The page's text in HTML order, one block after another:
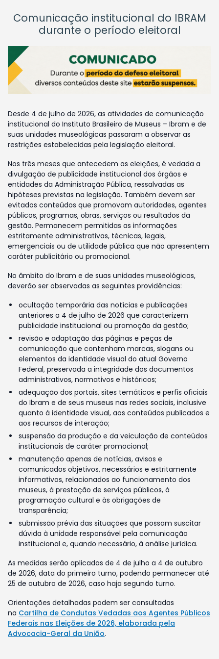
Comunicação institucional do IBRAM
durante o período eleitoral
Desde 4 de julho de 2026, as atividades de comunicação
institucional do Instituto Brasileiro de Museus – Ibram e de
suas unidades museológicas passaram a observar as
restrições estabelecidas pela legislação eleitoral.
Nos três meses que antecedem as eleições, é vedada a
divulgação de publicidade institucional dos órgãos e
entidades da Administração Pública, ressalvadas as
hipóteses previstas na legislação. Também devem ser
evitados conteúdos que promovam autoridades, agentes
públicos, programas, obras, serviços ou resultados da
gestão. Permanecem permitidas as informações
estritamente administrativas, técnicas, legais,
emergenciais ou de utilidade pública que não apresentem
caráter publicitário ou promocional.
No âmbito do Ibram e de suas unidades museológicas,
deverão ser observadas as seguintes providências:
ocultação temporária das notícias e publicações
anteriores a 4 de julho de 2026 que caracterizem
publicidade institucional ou promoção da gestão;
revisão e adaptação das páginas e peças de
comunicação que contenham marcas, slogans ou
elementos da identidade visual do atual Governo
Federal, preservada a integridade dos documentos
administrativos, normativos e históricos;
adequação dos portais, sites temáticos e perfis oficiais
do Ibram e de seus museus nas redes sociais, inclusive
quanto à identidade visual, aos conteúdos publicados e
aos recursos de interação;
suspensão da produção e da veiculação de conteúdos
institucionais de caráter promocional;
manutenção apenas de notícias, avisos e
comunicados objetivos, necessários e estritamente
informativos, relacionados ao funcionamento dos
museus, à prestação de serviços públicos, à
programação cultural e às obrigações de
transparência;
submissão prévia das situações que possam suscitar
dúvida à unidade responsável pela comunicação
institucional e, quando necessário, à análise jurídica.
As medidas serão aplicadas de 4 de julho a 4 de outubro
de 2026, data do primeiro turno, podendo permanecer até
25 de outubro de 2026, caso haja segundo turno.
Orientações detalhadas podem ser consultadas
na Cartilha de Condutas Vedadas aos Agentes Públicos
Federais nas Eleições de 2026, elaborada pela
Advocacia-Geral da União.